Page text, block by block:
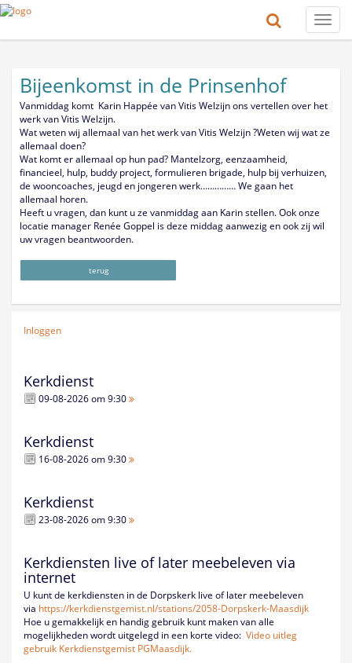
Toggle
Bijeenkomst in de Prinsenhof
Vanmiddag komt Karin Happée van Vitis Welzijn ons vertellen over het
werk van Vitis Welzijn.
Wat weten wij allemaal van het werk van Vitis Welzijn ?Weten wij wat ze
allemaal doen?
Wat komt er allemaal op hun pad? Mantelzorg, eenzaamheid,
financieel, hulp, buddy project, formulieren brigade, hulp bij verhuizen,
de wooncoaches, jeugd en jongeren werk…………… We gaan het
allemaal horen.
Heeft u vragen, dan kunt u ze vanmiddag aan Karin stellen. Ook onze
locatie manager Renée Goppel is deze middag aanwezig en ook zij wil
uw vragen beantwoorden.
terug
Inloggen
Kerkdienst
09-08-2026 om 9:30
Kerkdienst
16-08-2026 om 9:30
Kerkdienst
23-08-2026 om 9:30
Kerkdiensten live of later meebeleven via
internet
U kunt de kerkdiensten in de Dorpskerk live of later meebeleven
via https://kerkdienstgemist.nl/stations/2058-Dorpskerk-Maasdijk
Hoe u gemakkelijk en handig gebruik kunt maken van alle
mogelijkheden wordt uitgelegd in een korte video: Video uitleg
gebruik Kerkdienstgemist PGMaasdijk.